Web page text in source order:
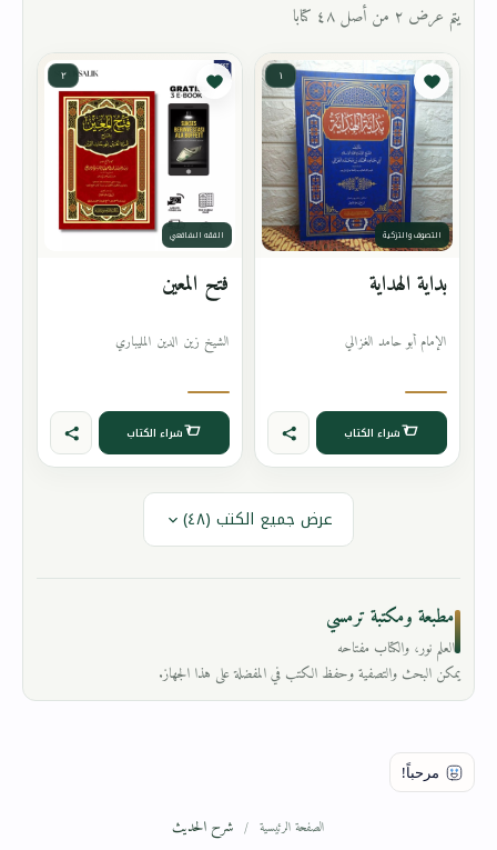
يتم عرض ٢ من أصل ٤٨ كتابا
١
التصوف والتزكية
بداية الهداية
الإمام أبو حامد الغزالي
شراء الكتاب
٢
الفقه الشافعي
فتح المعين
الشيخ زين الدين المليباري
شراء الكتاب
عرض جميع الكتب (٤٨)
مطبعة ومكتبة ترمسي
العلم نور، والكتاب مفتاحه
يمكن البحث والتصفية وحفظ الكتب في المفضلة على هذا الجهاز.
الصفحة الرئيسية شرح الحديث